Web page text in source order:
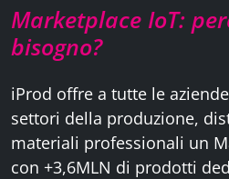
Marketplace IoT:
bisogno?
iProd offre a tutte le
settori della produzione,
materiali professionali un
con +3,6MLN di prodotti